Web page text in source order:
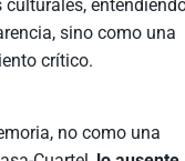
sino como una
crítico.
no como una